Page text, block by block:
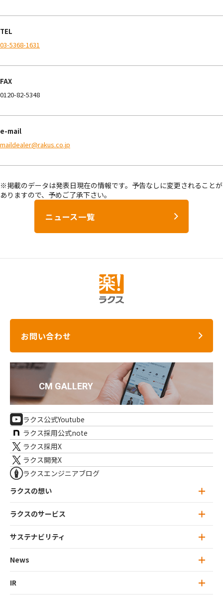
TEL
03-5368-1631
FAX
0120-82-5348
e-mail
maildealer@rakus.co.jp
※掲載のデータは発表日現在の情報です。予告なしに変更されることが
ありますので、予めご了承下さい。
ニュース一覧
お問い合わせ
ラクス公式Youtube
ラクス採用公式note
ラクス採用X
ラクス開発X
ラクスエンジニアブログ
ラクスの想い
ラクスの想い トップ
ミッション・ビジョン
ラクスのカルチャー
ラクスのサービス
ラクスのサービス トップ
楽楽クラウド
サステナビリティ
サステナビリティ トップ
News
News 一覧
IR